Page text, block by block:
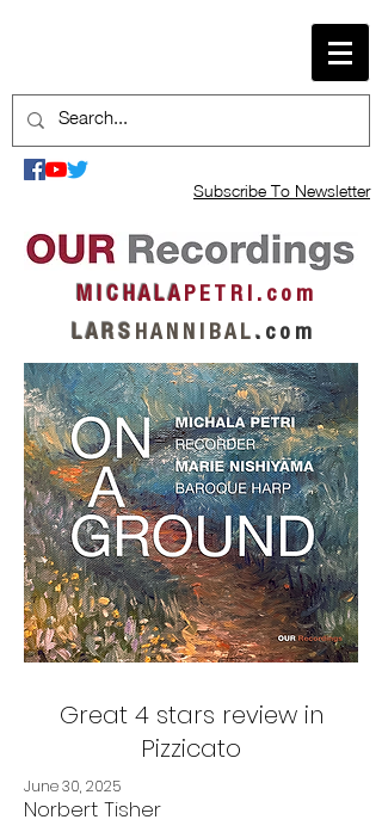
Subscribe To Newsletter
M I C H A L AP E T R I . c o m
L A R S H A N N I B A L . c o m
Great 4 stars review in
Pizzicato
June 30, 2025
Norbert Tisher